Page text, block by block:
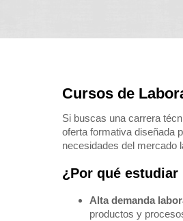
Cursos de
Si buscas una carrera
oferta formativa diseñada
necesidades del mercado
¿Por qué
Alta demanda
productos y